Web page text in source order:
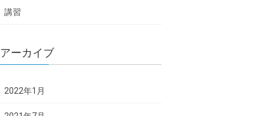
講習
アーカイブ
2022年1月